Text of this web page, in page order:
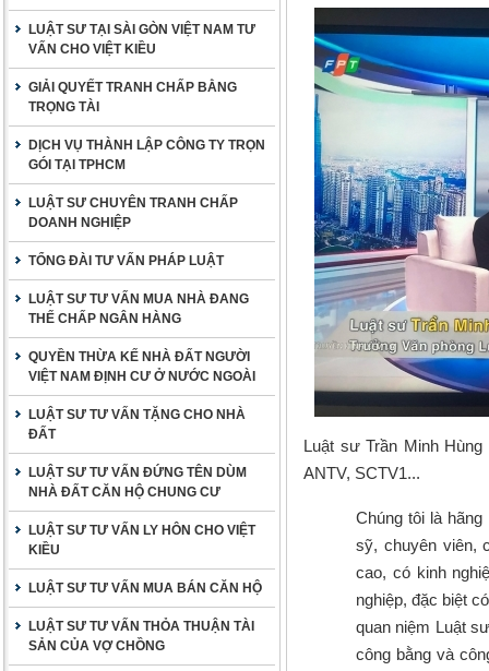
LUẬT SƯ TẠI SÀI GÒN VIỆT NAM TƯ
VẤN CHO VIỆT KIỀU
GIẢI QUYẾT TRANH CHẤP BẰNG
TRỌNG TÀI
DỊCH VỤ THÀNH LẬP CÔNG TY TRỌN
GÓI TẠI TPHCM
LUẬT SƯ CHUYÊN TRANH CHẤP
DOANH NGHIỆP
TỔNG ĐÀI TƯ VẤN PHÁP LUẬT
LUẬT SƯ TƯ VẤN MUA NHÀ ĐANG
THẾ CHẤP NGÂN HÀNG
QUYỀN THỪA KẾ NHÀ ĐẤT NGƯỜI
VIỆT NAM ĐỊNH CƯ Ở NƯỚC NGOÀI
LUẬT SƯ TƯ VẤN TẶNG CHO NHÀ
ĐẤT
LUẬT SƯ TƯ VẤN ĐỨNG TÊN DÙM
NHÀ ĐẤT CĂN HỘ CHUNG CƯ
LUẬT SƯ TƯ VẤN LY HÔN CHO VIỆT
KIỀU
LUẬT SƯ TƯ VẤN MUA BÁN CĂN HỘ
LUẬT SƯ TƯ VẤN THỎA THUẬN TÀI
SẢN CỦA VỢ CHỒNG
Luật sư Trần Minh
ANTV, SCTV1...
Chúng tôi là
sỹ, chuyên viên,
cao, có kinh
nghiệp, đặc biệt
quan niệm Luật
công bằng và